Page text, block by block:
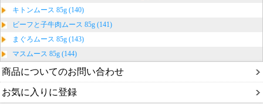
キトンムース 85g (140)
ビーフと子牛肉ムース 85g (141)
まぐろムース 85g (143)
マスムース 85g (144)
商品についてのお問い合わせ
お気に入りに登録